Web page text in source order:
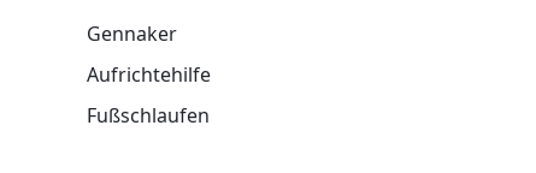
Gennaker
Aufrichtehilfe
Fußschlaufen